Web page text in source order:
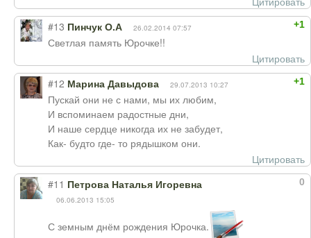
+1
#13 Пинчук О.А 26.02.2014 07:57
Светлая память Юрочке!!
Цитировать
+1
#12 Марина Давыдова 29.07.2013 10:27
Пускай они не с нами, мы их любим,
И вспоминаем радостные дни,
И наше сердце никогда их не забудет,
Как- будто где- то рядышком они.
Цитировать
0
#11 Петрова Наталья Игоревна
06.06.2013 15:05
С земным днём рождения Юрочка.